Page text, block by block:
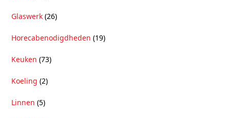
Glaswerk (26)
Horecabenodigdheden (19)
Keuken (73)
Koeling (2)
Linnen (5)